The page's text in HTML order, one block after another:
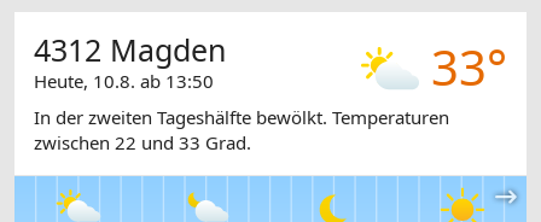
33°
4312 Magden
Heute, 10.8. ab 13:50
In der zweiten Tageshälfte bewölkt. Temperaturen
zwischen 22 und 33 Grad.